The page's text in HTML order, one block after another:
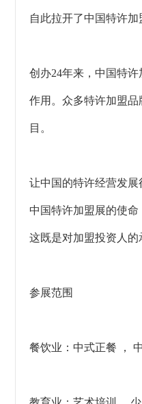
自此拉开了中国特许
创办24年来，中国特
作用。众多特许加盟
目。
让中国的特许经营发
中国特许加盟展的使
这既是对加盟投资人
参展范围
餐饮业：中式正餐 ，